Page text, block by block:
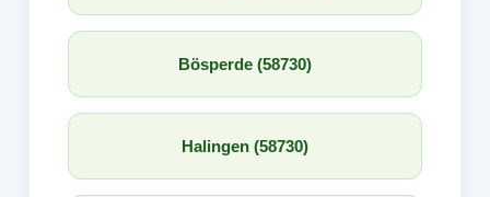
Bösperde (58730)
Halingen (58730)